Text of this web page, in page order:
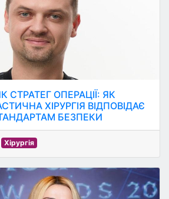
СТРАТЕГ ОПЕРАЦІЇ: ЯК
ХІРУРГІЯ ВІДПОВІДАЄ
БЕЗПЕКИ
Хірургія